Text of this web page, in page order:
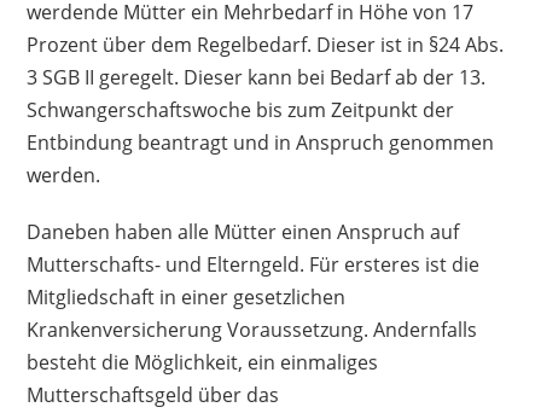
werdende Mütter ein Mehrbedarf in Höhe von 17
Prozent über dem Regelbedarf. Dieser ist in §24 Abs.
3 SGB II geregelt. Dieser kann bei Bedarf ab der 13.
Schwangerschaftswoche bis zum Zeitpunkt der
Entbindung beantragt und in Anspruch genommen
werden.
Daneben haben alle Mütter einen Anspruch auf
Mutterschafts- und Elterngeld. Für ersteres ist die
Mitgliedschaft in einer gesetzlichen
Krankenversicherung Voraussetzung. Andernfalls
besteht die Möglichkeit, ein einmaliges
Mutterschaftsgeld über das